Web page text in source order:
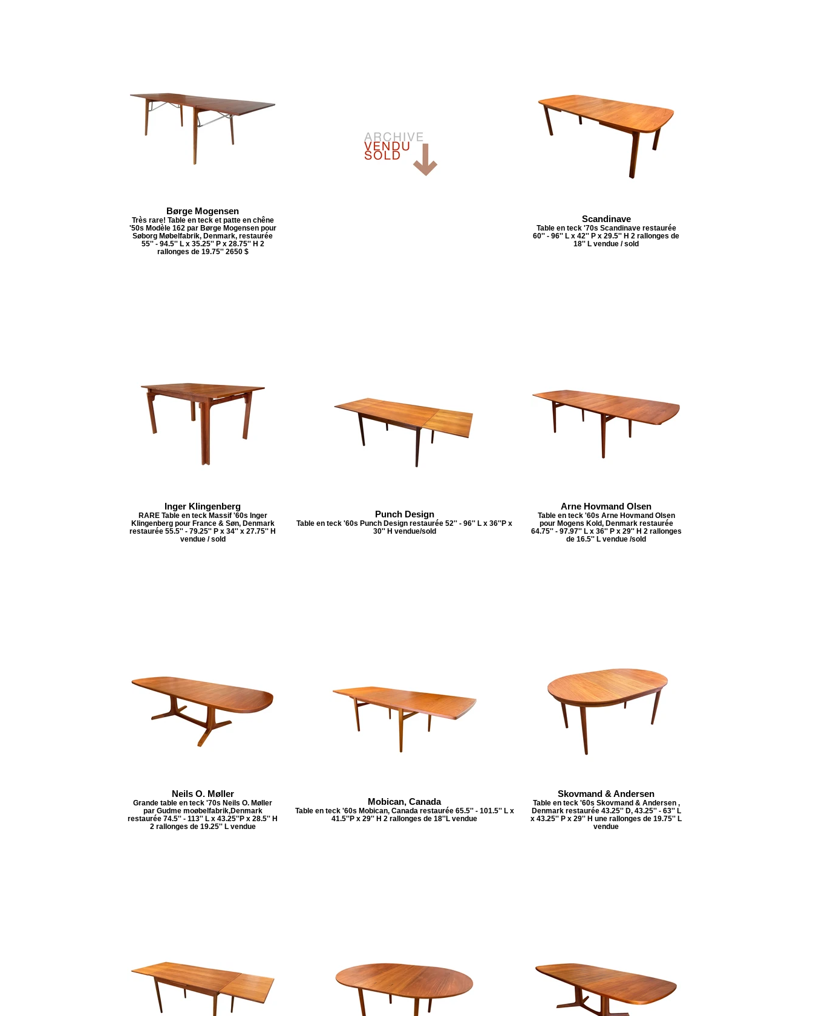
Børge Mogensen
Très rare! Table en teck et patte en chêne
'50s Modèle 162 par Børge Mogensen pour
Søborg Møbelfabrik, Denmark, restaurée
55'' - 94.5'' L x 35.25'' P x 28.75'' H 2
rallonges de 19.75'' 2650 $
Scandinave
Table en teck '70s Scandinave restaurée
60'' - 96'' L x 42'' P x 29.5'' H 2 rallonges de
18'' L vendue / sold
Inger Klingenberg
RARE Table en teck Massif '60s Inger
Klingenberg pour France & Søn, Denmark
restaurée 55.5'' - 79.25'' P x 34'' x 27.75'' H
vendue / sold
Punch Design
Table en teck '60s Punch Design restaurée 52'' - 96'' L x 36''P x
30'' H vendue/sold
Arne Hovmand Olsen
Table en teck '60s Arne Hovmand Olsen
pour Mogens Kold, Denmark restaurée
64.75'' - 97.97'' L x 36'' P x 29'' H 2 rallonges
de 16.5'' L vendue /sold
Neils O. Møller
Grande table en teck '70s Neils O. Møller
par Gudme moøbelfabrik,Denmark
restaurée 74.5'' - 113'' L x 43.25''P x 28.5'' H
2 rallonges de 19.25'' L vendue
Mobican, Canada
Table en teck '60s Mobican, Canada restaurée 65.5'' - 101.5'' L x
41.5''P x 29'' H 2 rallonges de 18''L vendue
Skovmand & Andersen
Table en teck '60s Skovmand & Andersen ,
Denmark restaurée 43.25'' D, 43.25'' - 63'' L
x 43.25'' P x 29'' H une rallonges de 19.75'' L
vendue